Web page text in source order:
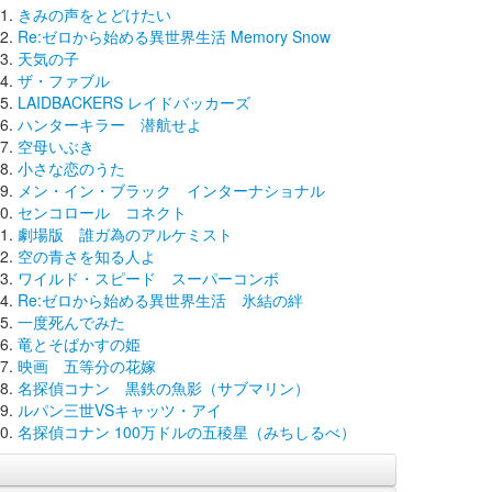
きみの声をとどけたい
Re:ゼロから始める異世界生活 Memory Snow
天気の子
ザ・ファブル
LAIDBACKERS レイドバッカーズ
ハンターキラー 潜航せよ
空母いぶき
小さな恋のうた
メン・イン・ブラック インターナショナル
センコロール コネクト
劇場版 誰ガ為のアルケミスト
空の青さを知る人よ
ワイルド・スピード スーパーコンボ
Re:ゼロから始める異世界生活 氷結の絆
一度死んでみた
竜とそばかすの姫
映画 五等分の花嫁
名探偵コナン 黒鉄の魚影（サブマリン）
ルパン三世VSキャッツ・アイ
名探偵コナン 100万ドルの五稜星（みちしるべ）